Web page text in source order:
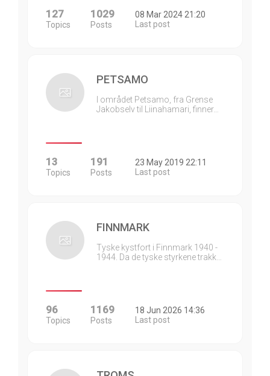
127
Topics
1029
Posts
08 Mar 2024 21:20
Last post
PETSAMO
I området Petsamo, fra Grense
Jakobselv til Liinahamari, finner…
13
Topics
191
Posts
23 May 2019 22:11
Last post
FINNMARK
Tyske kystfort i Finnmark 1940 -
1944. Da de tyske styrkene trakk…
96
Topics
1169
Posts
18 Jun 2026 14:36
Last post